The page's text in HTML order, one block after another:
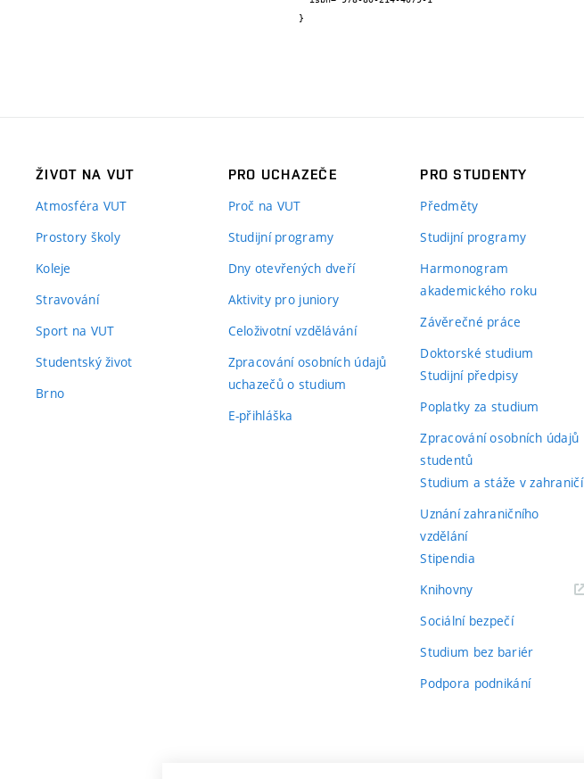
}
ŽIVOT NA VUT
Atmosféra VUT
Prostory školy
Koleje
Stravování
Sport na VUT
Studentský život
Brno
PRO UCHAZEČE
Proč na VUT
Studijní programy
Dny otevřených dveří
Aktivity pro juniory
Celoživotní vzdělávání
Zpracování osobních údajů
uchazečů o studium
E-přihláška
PRO STUDENTY
Předměty
Studijní programy
Harmonogram
akademického roku
Závěrečné práce
Doktorské studium
Studijní předpisy
Poplatky za studium
Zpracování osobních údajů
studentů
Studium a stáže v zahraničí
Uznání zahraničního
vzdělání
Stipendia
Knihovny(externí
Sociální bezpečí
Studium bez bariér
Podpora podnikání